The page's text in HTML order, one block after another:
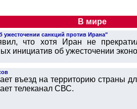
В мире
санкций против Ирана"
что хотя Иран не
инициатив об ужесточении
въезд на территорию страны
телеканал СВС.